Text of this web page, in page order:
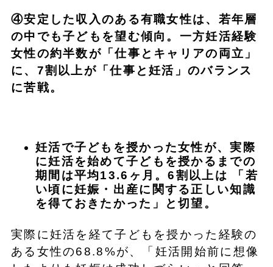
④安定した収入のある有職女性は、若年層
の中でも子どもを望む傾向。一方妊活経験
女性の約半数が「仕事とキャリアの両立」
に、7割以上が「仕事と妊活」のバランス
に苦戦。
妊活で子どもを授かった女性が、実際
に妊活を始めて子どもを授かるまでの
期間は平均13.6ヶ月。6割以上は 「若
い頃に妊娠・出産に関する正しい知識
を得ておきたかった」と切望。
実際に妊活を経て子どもを授かった経験の
ある女性の68.8%が、「妊活開始前に想像